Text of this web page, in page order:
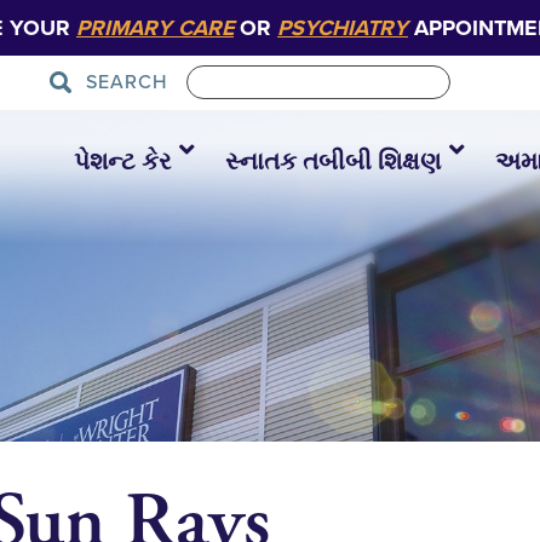
YOUR PRIMARY CAREOR PSYCHIATRY
SEARCH
પેશન્ટ કેર સ્નાતક તબીબી શિક્ષણ